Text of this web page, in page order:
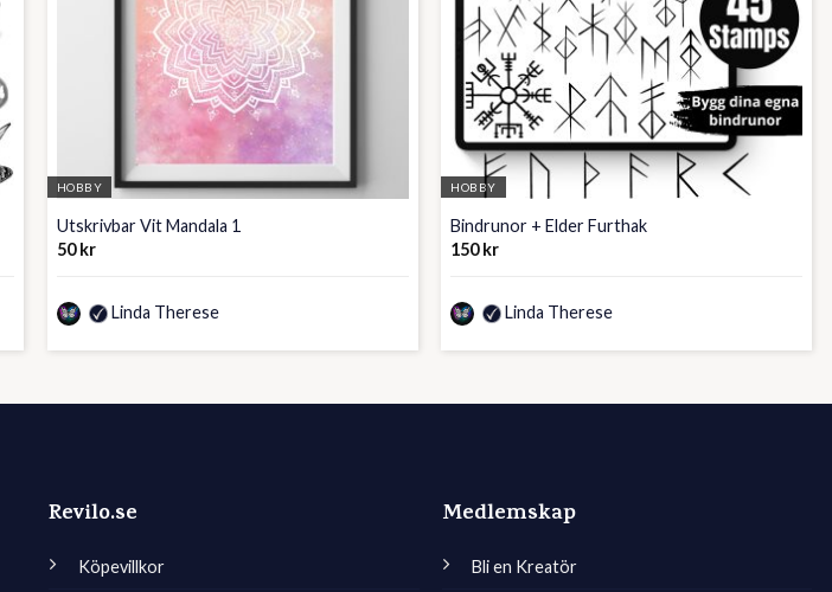
HOBBY
Utskrivbar Vit Mandala 1
50kr
Linda Therese
HOBBY
Bindrunor + Elder Furthak
150kr
Linda Therese
Revilo.se
Köpevillkor
Medlemskap
Bli en Kreatör